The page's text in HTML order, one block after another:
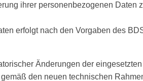
ihrer personenbezogenen Daten
erfolgt nach den Vorgaben des
Änderungen der
den neuen technischen